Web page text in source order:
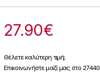
27.90€
Θέλετε καλύτερη τιμή;
Επικοινωνήστε μαζί μας στο 27440